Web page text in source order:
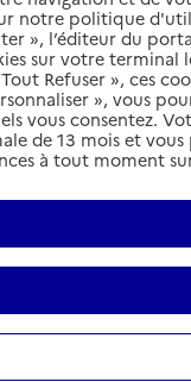
dans le service
pour
besoins à
votre
des difficultés
à domicile peut
pour faciliter
notre politique
», l’éditeur du
sur votre terminal
Refuser », ces
», vous
vous consentez.
de 13 mois et
à tout moment